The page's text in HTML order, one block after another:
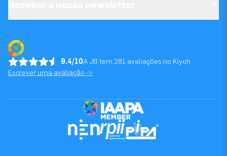
9.4/10A JB tem 281 avaliações no Kiyoh
Escrever uma avaliação ->